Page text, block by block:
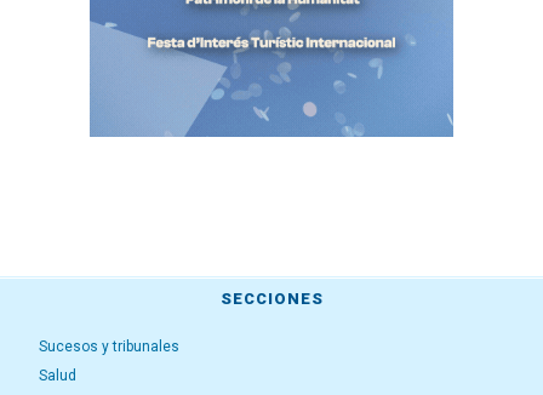
SECCIONES
Sucesos y tribunales
Salud